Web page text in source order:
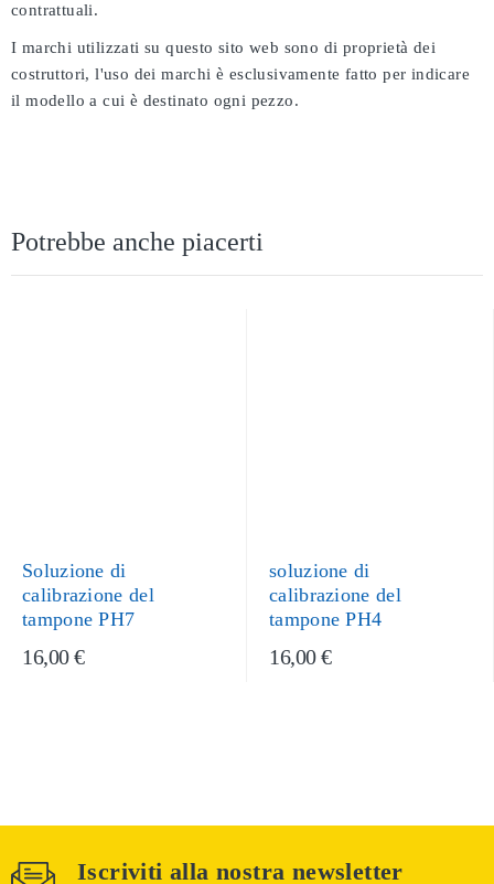
contrattuali.
I marchi utilizzati su questo sito web sono di proprietà dei
costruttori, l'uso dei marchi è esclusivamente fatto per indicare
il modello a cui è destinato ogni pezzo.
Potrebbe anche piacerti
Soluzione di
calibrazione del
tampone PH7
16,00 €
soluzione di
calibrazione del
tampone PH4
16,00 €
Iscriviti alla nostra newsletter